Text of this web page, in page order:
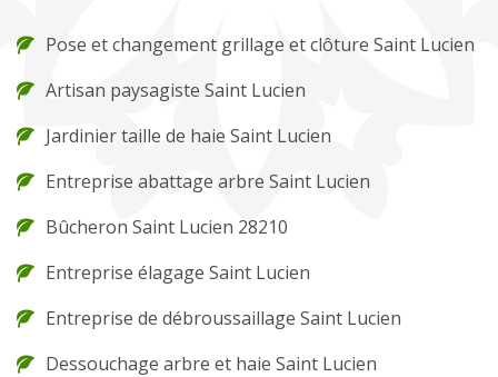
Pose et changement grillage et clôture Saint Lucien
Artisan paysagiste Saint Lucien
Jardinier taille de haie Saint Lucien
Entreprise abattage arbre Saint Lucien
Bûcheron Saint Lucien 28210
Entreprise élagage Saint Lucien
Entreprise de débroussaillage Saint Lucien
Dessouchage arbre et haie Saint Lucien